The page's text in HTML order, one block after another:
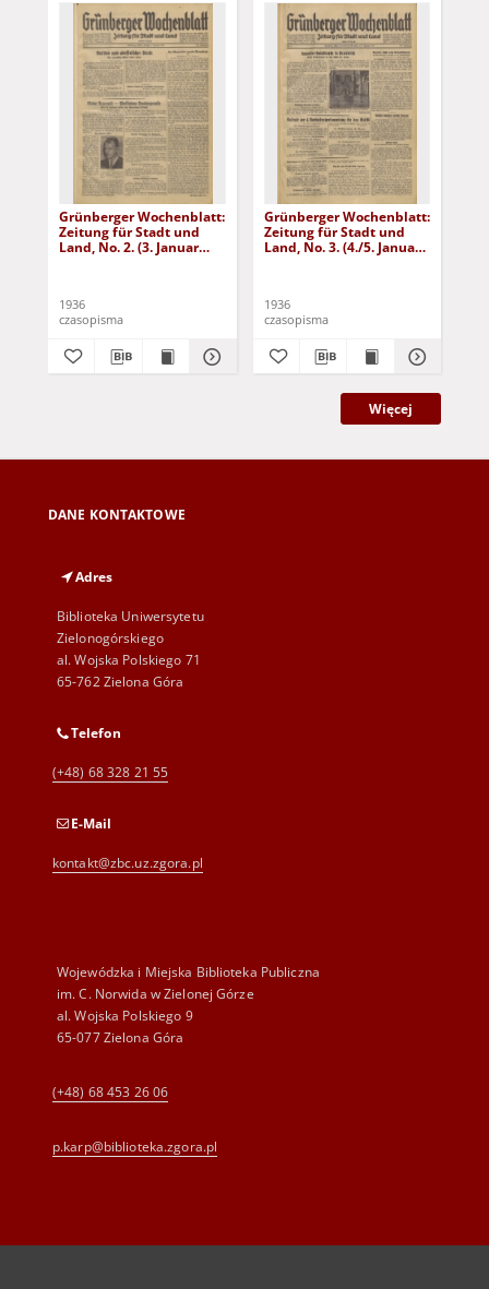
Grünberger Wochenblatt:
Zeitung für Stadt und
Land, No. 2. (3. Januar
1936
czasopisma
Grünberger Wochenblatt:
Zeitung für Stadt und
Land, No. 3. (4./5. Januar
1936
czasopisma
Więcej
DANE KONTAKTOWE
Adres
Biblioteka Uniwersytetu
Zielonogórskiego
al. Wojska Polskiego 71
65-762 Zielona Góra
Telefon
(+48) 68 328 21 55
E-Mail
kontakt@zbc.uz.zgora.pl
Wojewódzka i Miejska Biblioteka Publiczna
im. C. Norwida w Zielonej Górze
al. Wojska Polskiego 9
65-077 Zielona Góra
(+48) 68 453 26 06
p.karp@biblioteka.zgora.pl